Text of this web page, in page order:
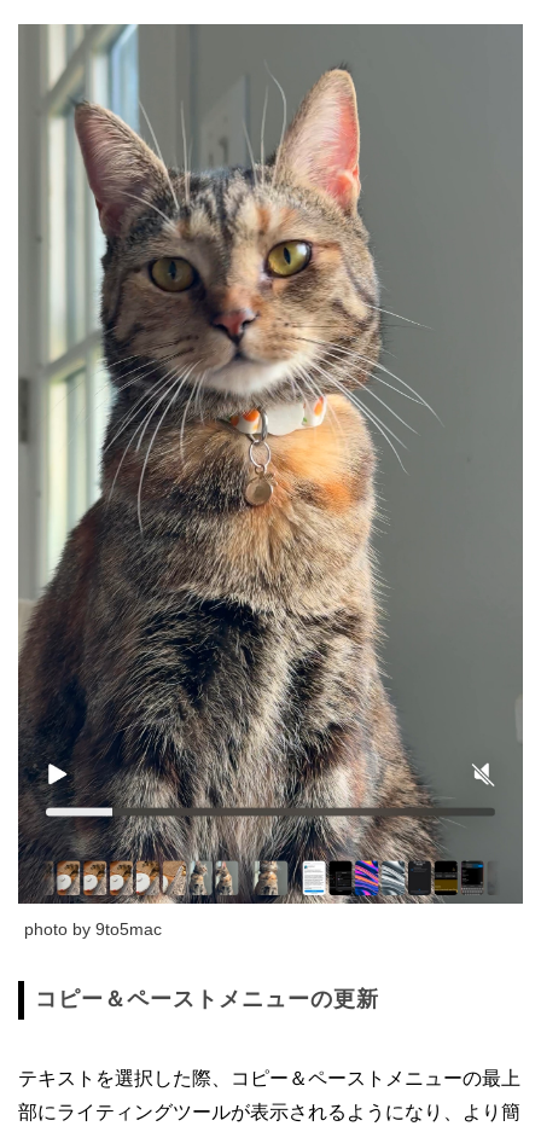
photo by 9to5mac
コピー＆ペーストメニューの更新
テキストを選択した際、コピー＆ペーストメニューの最上
部にライティングツールが表示されるようになり、より簡